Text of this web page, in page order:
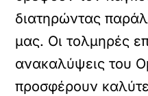
διατηρώντας
μας. Οι τολμηρές
ανακαλύψεις του
προσφέρουν